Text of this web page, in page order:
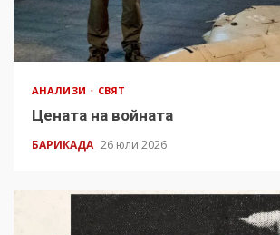
АНАЛИЗИ СВЯТ
Цената на войната
БАРИКАДА 26 юли 2026